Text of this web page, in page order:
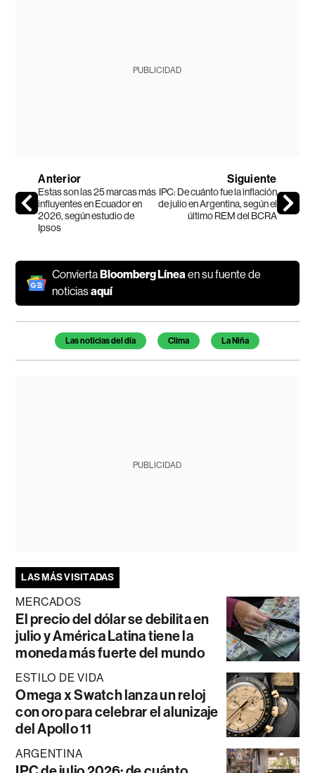
PUBLICIDAD
Anterior
Estas son las 25 marcas más
influyentes en Ecuador en
2026, según estudio de
Ipsos
Siguiente
IPC: De cuánto fue la inflación
de julio en Argentina, según el
último REM del BCRA
ConviertaBloomberg Líneaen su fuente de
noticiasaquí
Temas de este artículo
Las noticias del día Clima La Niña
PUBLICIDAD
LAS MÁS VISITADAS
MERCADOS
El precio del dólar se debilita en
julio y América Latina tiene la
moneda más fuerte del mundo
ESTILO DE VIDA
Omega x Swatch lanza un reloj
con oro para celebrar el alunizaje
del Apollo 11
ARGENTINA